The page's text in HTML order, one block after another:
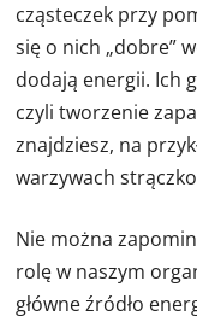
cząsteczek przy
się o nich „dobre”
dodają energii. Ich
czyli tworzenie
znajdziesz, na
warzywach
Nie można
rolę w naszym
główne źródło